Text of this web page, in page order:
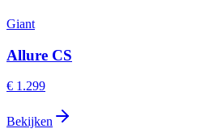
Giant
Allure CS
€ 1.299
Bekijken